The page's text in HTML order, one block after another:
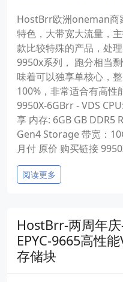
HostBrr欧洲oneman商
特色，大带宽大流量，
款比较特殊的产品，处
9950x系列， 跑分相当
味着可以独享单核心，
100%，非常适合有高性
9950X-6GBrr - VDS
享 内存: 6GB GB DDR5
Gen4 Storage 带宽：
月付 原价 购买链接
阅读更多
HostBrr-两周年
EPYC-9665高性
存储块